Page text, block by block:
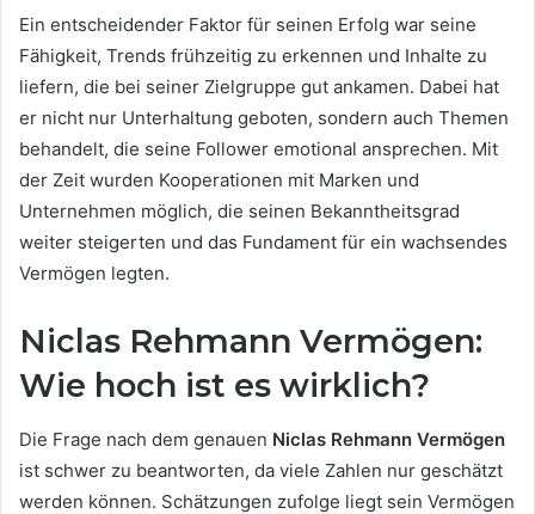
Ein entscheidender Faktor für seinen Erfolg war seine
Fähigkeit, Trends frühzeitig zu erkennen und Inhalte zu
liefern, die bei seiner Zielgruppe gut ankamen. Dabei hat
er nicht nur Unterhaltung geboten, sondern auch Themen
behandelt, die seine Follower emotional ansprechen. Mit
der Zeit wurden Kooperationen mit Marken und
Unternehmen möglich, die seinen Bekanntheitsgrad
weiter steigerten und das Fundament für ein wachsendes
Vermögen legten.
Niclas Rehmann Vermögen:
Wie hoch ist es wirklich?
Die Frage nach dem genauen Niclas Rehmann Vermögen
ist schwer zu beantworten, da viele Zahlen nur geschätzt
werden können. Schätzungen zufolge liegt sein Vermögen